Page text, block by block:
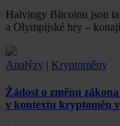
Halvingy Bitcoinu jsou
a Olympijské hry –
Analýzy | Kryptoměny
Žádost o změnu
v kontextu kryptoměn